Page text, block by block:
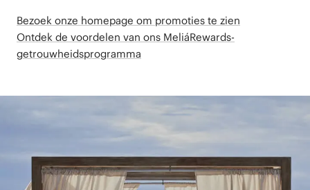
Bezoek onze homepage om promoties te zien
Ontdek de voordelen van ons MeliáRewards-
getrouwheidsprogramma